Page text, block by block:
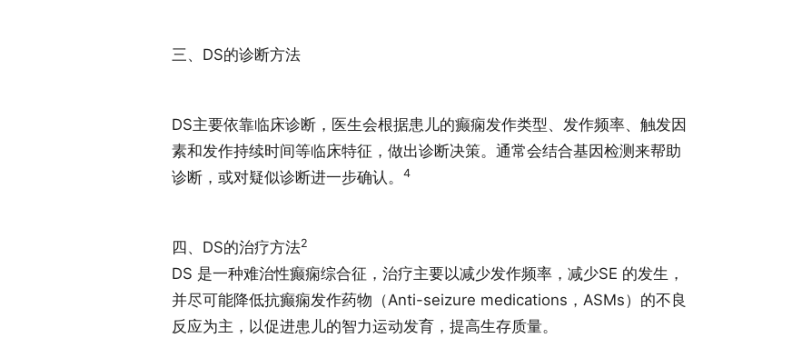
三、DS的诊断方法
DS主要依靠临床诊断，医生会根据患儿的癫痫发作类型、发作频率、触发因
素和发作持续时间等临床特征，做出诊断决策。通常会结合基因检测来帮助
诊断，或对疑似诊断进一步确认。4
四、DS的治疗方法2
DS 是一种难治性癫痫综合征，治疗主要以减少发作频率，减少SE 的发生，
并尽可能降低抗癫痫发作药物（Anti-seizure medications，ASMs）的不良
反应为主，以促进患儿的智力运动发育，提高生存质量。